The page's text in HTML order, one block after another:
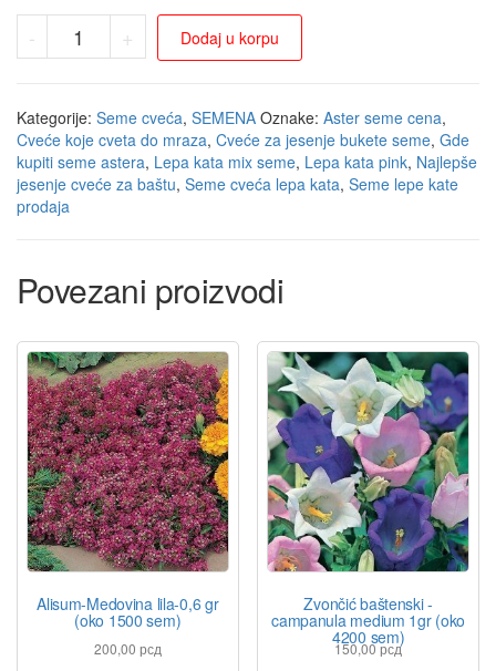
- + Dodaj u korpu
Kategorije: Seme cveća, SEMENA Oznake: Aster seme cena,
Cveće koje cveta do mraza, Cveće za jesenje bukete seme, Gde
kupiti seme astera, Lepa kata mix seme, Lepa kata pink, Najlepše
jesenje cveće za baštu, Seme cveća lepa kata, Seme lepe kate
prodaja
Povezani proizvodi
Alisum-Medovina lila-0,6 gr
(oko 1500 sem)
200,00 рсд
Zvončić baštenski -
campanula medium 1gr (oko
4200 sem)
150,00рсд